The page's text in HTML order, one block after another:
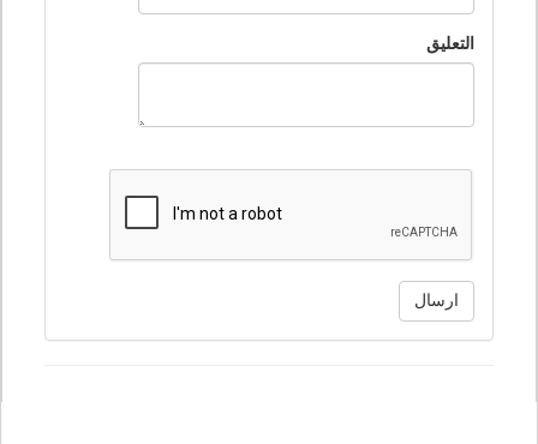
التعليق
ارسال